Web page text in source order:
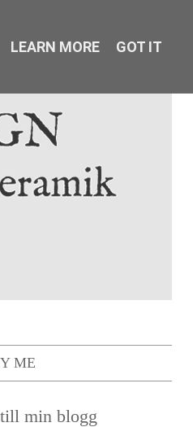
ME
min blogg
LEARN MORE GOT IT